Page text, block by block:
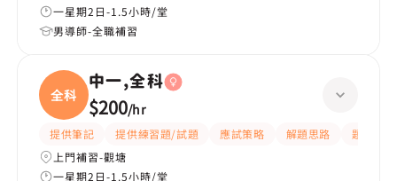
一星期2日-1.5小時/堂
男導師-全職補習
全科
中一,全科
$200/hr
提供筆記 提供練習題/試題 應試策略 解題思路
題目講解
上門補習-觀塘
一星期2日-1.5小時/堂